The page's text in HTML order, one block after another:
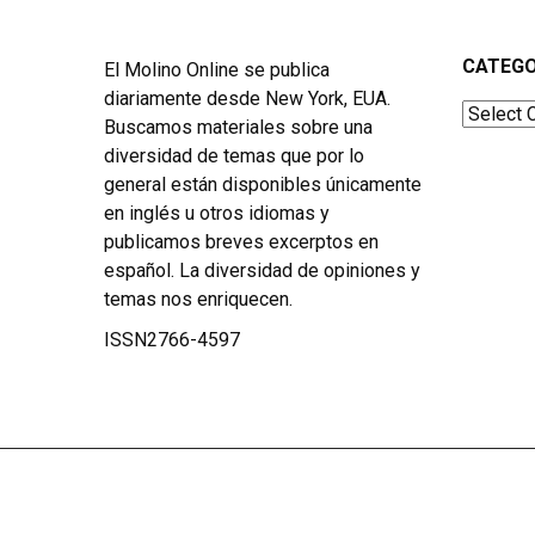
El Molino Online se publica
diariamente desde New York, EUA.
Buscamos materiales sobre una
diversidad de temas que por lo
general están disponibles únicamente
en inglés u otros idiomas y
publicamos breves excerptos en
español. La diversidad de opiniones y
temas nos enriquecen.
ISSN2766-4597